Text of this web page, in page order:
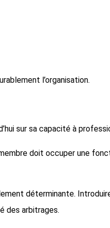
l’organisation.
sur sa capacité à
doit occuper une
déterminante.
des arbitrages.